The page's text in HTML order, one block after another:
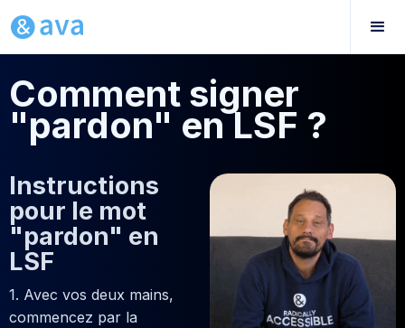
Comment signer
"pardon" en LSF ?
Instructions
pour le mot
"pardon" en
LSF
1. Avec vos deux mains,
commencez par la